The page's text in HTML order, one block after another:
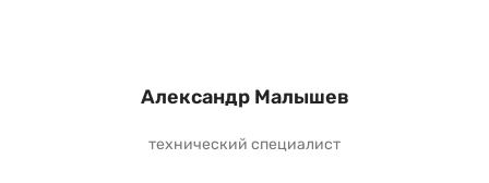
Александр Малышев
технический специалист